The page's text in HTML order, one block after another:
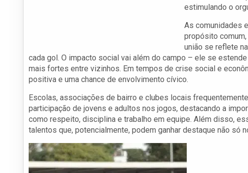
estimulando o
As comunidades
propósito
união se reflete
cada gol. O impacto social vai além do campo – ele se
mais fortes entre vizinhos. Em tempos de crise social e
positiva e uma chance de envolvimento cívico.
Escolas, associações de bairro e clubes locais
participação de jovens e adultos nos jogos, destacando a
como respeito, disciplina e trabalho em equipe. Além disso,
talentos que, potencialmente, podem ganhar destaque não só